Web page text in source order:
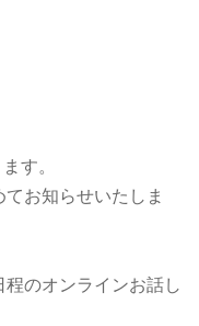
す。
お知らせいたしま
のオンラインお話し